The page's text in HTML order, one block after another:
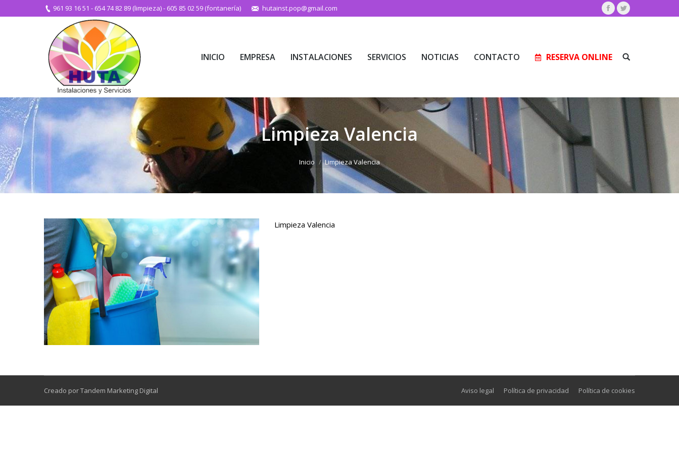
961 93 16 51 - 654 74 82 89 (limpieza)- 605 85 02 59 (fontanería) hutainst.pop@gmail.com Facebook
Twitter
INICIO EMPRESA INSTALACIONES SERVICIOS NOTICIAS CONTACTO RESERVA ONLINE Buscar:
Limpieza Valencia
Estás aquí:
Inicio Limpieza Valencia
Limpieza Valencia
Creado por Tandem Marketing Digital Aviso legal Política de privacidad Política de cookies